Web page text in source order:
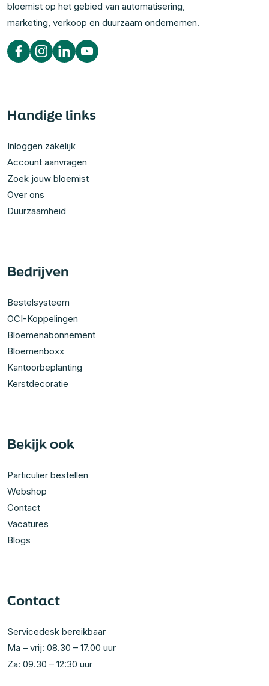
bloemist op het gebied van automatisering,
marketing, verkoop en duurzaam ondernemen.
Handige links
Inloggen zakelijk
Account aanvragen
Zoek jouw bloemist
Over ons
Duurzaamheid
Bedrijven
Bestelsysteem
OCI-Koppelingen
Bloemenabonnement
Bloemenboxx
Kantoorbeplanting
Kerstdecoratie
Bekijk ook
Particulier bestellen
Webshop
Contact
Vacatures
Blogs
Contact
Servicedesk bereikbaar
Ma – vrij: 08.30 – 17.00 uur
Za: 09.30 – 12:30 uur